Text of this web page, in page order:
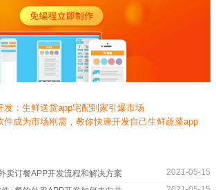
发：生鲜送货app宅配到家引爆市场
件成为市场刚需，教你快速开发自己生鲜蔬菜app
卖订餐APP开发流程和解决方案
2021-05-15